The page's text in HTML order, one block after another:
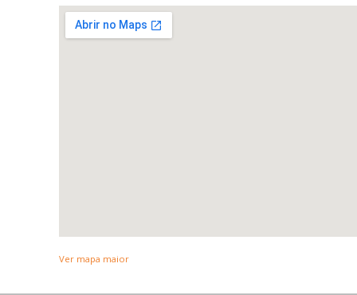
Ver mapa maior